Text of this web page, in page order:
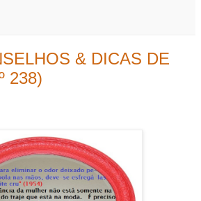
& DICAS DE
238)